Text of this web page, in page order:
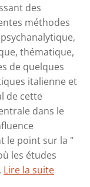
des
méthodes
thématique,
de quelques
italienne et
de cette
dans le
le point sur la "
les études
Lire la suite